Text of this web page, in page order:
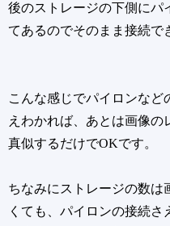
後のストレージの下側にパ
てあるのでそのまま接続で
こんな感じでパイロンなど
えわかれば、あとは画像の
真似するだけでOKです。
ちなみにストレージの数は
くても、パイロンの接続さ